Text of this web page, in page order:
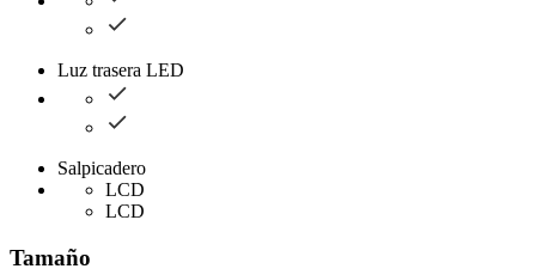
Luz trasera LED
Salpicadero
LCD
LCD
Tamaño